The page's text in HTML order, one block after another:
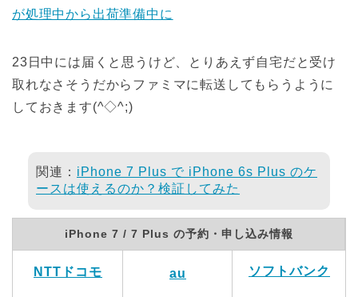
が処理中から出荷準備中に
23日中には届くと思うけど、とりあえず自宅だと受け
取れなさそうだからファミマに転送してもらうように
しておきます(^◇^;)
関連： iPhone 7 Plus で iPhone 6s Plus のケ
ースは使えるのか？検証してみた
iPhone 7 / 7 Plus の予約・申し込み情報
NTTドコモ au ソフトバンク